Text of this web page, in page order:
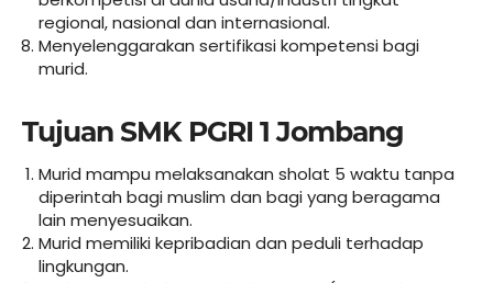
regional, nasional dan internasional.
Menyelenggarakan sertifikasi kompetensi bagi
murid.
Tujuan SMK PGRI 1 Jombang
Murid mampu melaksanakan sholat 5 waktu tanpa
diperintah bagi muslim dan bagi yang beragama
lain menyesuaikan.
Murid memiliki kepribadian dan peduli terhadap
lingkungan.